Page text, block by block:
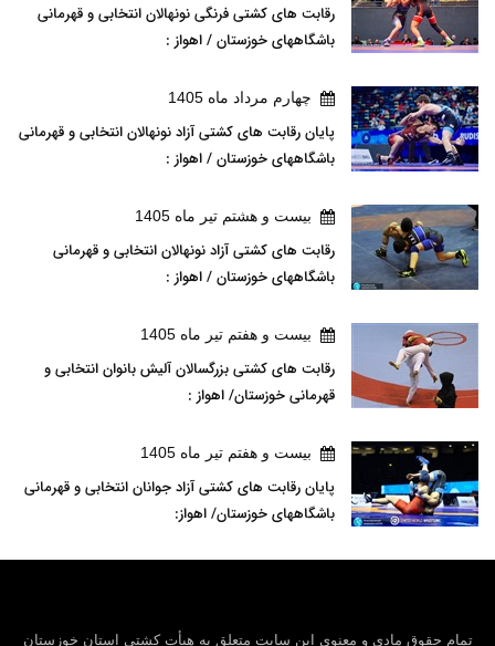
رقابت های کشتی فرنگی نونهالان انتخابی و قهرمانی
باشگاههای خوزستان / اهواز :
چهارم مرداد ماه 1405
پایان رقابت های کشتی آزاد نونهالان انتخابی و قهرمانی
باشگاههای خوزستان / اهواز :
بيست و هشتم تير ماه 1405
رقابت های کشتی آزاد نونهالان انتخابی و قهرمانی
باشگاههای خوزستان / اهواز :
بيست و هفتم تير ماه 1405
رقابت های کشتی بزرگسالان آلیش بانوان انتخابی و
قهرمانی خوزستان/ اهواز :
بيست و هفتم تير ماه 1405
پایان رقابت های کشتی آزاد جوانان انتخابی و قهرمانی
باشگاههای خوزستان/ اهواز:
تمام حقوق مادی و معنوی این سایت متعلق به هیأت كشتی استان خوزستان